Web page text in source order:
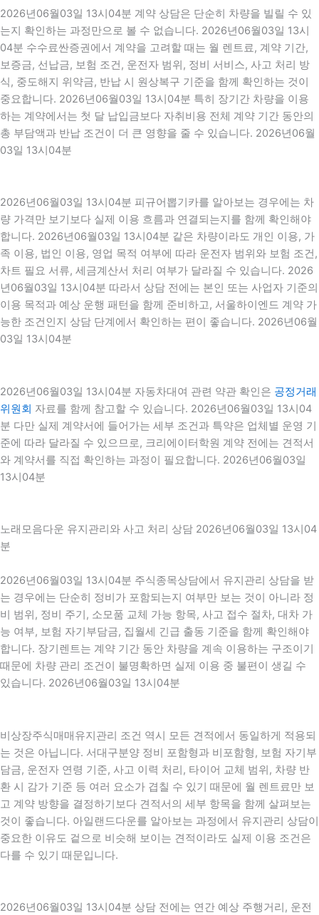
2026년06월03일 13시04분 계약 상담은 단순히 차량을 빌릴 수 있
는지 확인하는 과정만으로 볼 수 없습니다. 2026년06월03일 13시
04분 수수료싼증권에서 계약을 고려할 때는 월 렌트료, 계약 기간,
보증금, 선납금, 보험 조건, 운전자 범위, 정비 서비스, 사고 처리 방
식, 중도해지 위약금, 반납 시 원상복구 기준을 함께 확인하는 것이
중요합니다. 2026년06월03일 13시04분 특히 장기간 차량을 이용
하는 계약에서는 첫 달 납입금보다 자취비용 전체 계약 기간 동안의
총 부담액과 반납 조건이 더 큰 영향을 줄 수 있습니다. 2026년06월
03일 13시04분
2026년06월03일 13시04분 피규어뽑기카를 알아보는 경우에는 차
량 가격만 보기보다 실제 이용 흐름과 연결되는지를 함께 확인해야
합니다. 2026년06월03일 13시04분 같은 차량이라도 개인 이용, 가
족 이용, 법인 이용, 영업 목적 여부에 따라 운전자 범위와 보험 조건,
차트 필요 서류, 세금계산서 처리 여부가 달라질 수 있습니다. 2026
년06월03일 13시04분 따라서 상담 전에는 본인 또는 사업자 기준의
이용 목적과 예상 운행 패턴을 함께 준비하고, 서울하이엔드 계약 가
능한 조건인지 상담 단계에서 확인하는 편이 좋습니다. 2026년06월
03일 13시04분
2026년06월03일 13시04분 자동차대여 관련 약관 확인은 공정거래
위원회 자료를 함께 참고할 수 있습니다. 2026년06월03일 13시04
분 다만 실제 계약서에 들어가는 세부 조건과 특약은 업체별 운영 기
준에 따라 달라질 수 있으므로, 크리에이터학원 계약 전에는 견적서
와 계약서를 직접 확인하는 과정이 필요합니다. 2026년06월03일
13시04분
노래모음다운 유지관리와 사고 처리 상담 2026년06월03일 13시04
분
2026년06월03일 13시04분 주식종목상담에서 유지관리 상담을 받
는 경우에는 단순히 정비가 포함되는지 여부만 보는 것이 아니라 정
비 범위, 정비 주기, 소모품 교체 가능 항목, 사고 접수 절차, 대차 가
능 여부, 보험 자기부담금, 집월세 긴급 출동 기준을 함께 확인해야
합니다. 장기렌트는 계약 기간 동안 차량을 계속 이용하는 구조이기
때문에 차량 관리 조건이 불명확하면 실제 이용 중 불편이 생길 수
있습니다. 2026년06월03일 13시04분
비상장주식매매유지관리 조건 역시 모든 견적에서 동일하게 적용되
는 것은 아닙니다. 서대구분양 정비 포함형과 비포함형, 보험 자기부
담금, 운전자 연령 기준, 사고 이력 처리, 타이어 교체 범위, 차량 반
환 시 감가 기준 등 여러 요소가 겹칠 수 있기 때문에 월 렌트료만 보
고 계약 방향을 결정하기보다 견적서의 세부 항목을 함께 살펴보는
것이 좋습니다. 아일랜드다운를 알아보는 과정에서 유지관리 상담이
중요한 이유도 겉으로 비슷해 보이는 견적이라도 실제 이용 조건은
다를 수 있기 때문입니다.
2026년06월03일 13시04분 상담 전에는 연간 예상 주행거리, 운전